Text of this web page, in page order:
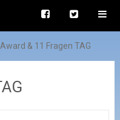
Award & 11 Fragen TAG